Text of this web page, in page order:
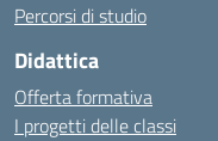
Percorsi di studio
Didattica
Offerta formativa
I progetti delle classi